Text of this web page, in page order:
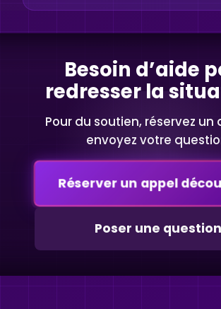
Besoin d’aide
redresser la
Pour du soutien, réservez un
envoyez votre
Réserver un appel
Poser une question